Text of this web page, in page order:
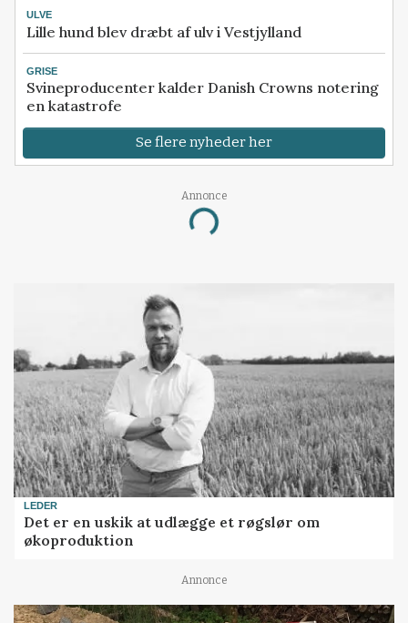
ULVE
Lille hund blev dræbt af ulv i Vestjylland
GRISE
Svineproducenter kalder Danish Crowns notering
en katastrofe
Se flere nyheder her
Annonce
Loading...
LEDER
Det er en uskik at udlægge et røgslør om
økoproduktion
Annonce